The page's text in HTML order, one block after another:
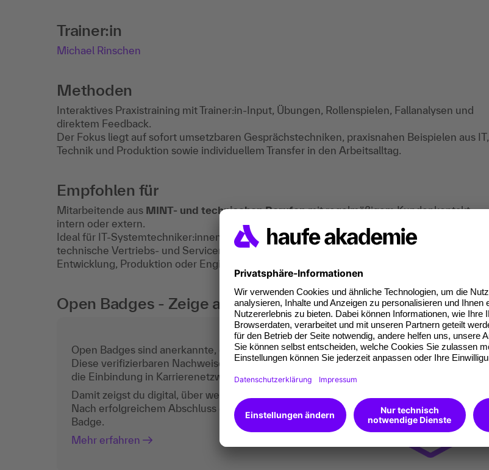
Trainer:in
Michael Rinschen
Methoden
Interaktives Praxistraining mit Trainer:in-Input, Übungen, Rollenspielen, Fallanalysen und
direktem Feedback.
Der Fokus liegt auf sofort umsetzbaren Gesprächstechniken, praxisnahen Beispielen aus IT,
Technik und Produktion sowie individuellem Transfer in den Arbeitsalltag.
Empfohlen für
Mitarbeitende aus MINT- und technischen Berufenmit regelmäßigem Kundenkontakt –
intern oder extern.
Ideal für IT-Systemtechniker:innen, Administrator:innen, Service-Desk- und Support-Teams,
technische Vertriebs- und Servicemitarbeitende, Mitarbeitende aus technischem Einkauf,
Entwicklung, Produktion oder Engineering.
Open Badges - Zeige auch digital, was du kannst.
Open Badges sind anerkannte, digitale Teilnahmezertifikate.
Diese verifizierbaren Nachweise sind der aktuelle Standard für
die Einbindung in Karrierenetzwerken wie z.B. LinkedIn.
Damit zeigst du digital, über welche Kompetenzen du verfügst.
Nach erfolgreichem Abschluss erhältst du von uns ein Open
Badge.
Mehr erfahren